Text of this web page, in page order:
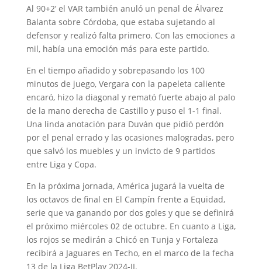
Al 90+2’ el VAR también anuló un penal de Álvarez
Balanta sobre Córdoba, que estaba sujetando al
defensor y realizó falta primero. Con las emociones a
mil, había una emoción más para este partido.
En el tiempo añadido y sobrepasando los 100
minutos de juego, Vergara con la papeleta caliente
encaró, hizo la diagonal y remató fuerte abajo al palo
de la mano derecha de Castillo y puso el 1-1 final.
Una linda anotación para Duván que pidió perdón
por el penal errado y las ocasiones malogradas, pero
que salvó los muebles y un invicto de 9 partidos
entre Liga y Copa.
En la próxima jornada, América jugará la vuelta de
los octavos de final en El Campín frente a Equidad,
serie que va ganando por dos goles y que se definirá
el próximo miércoles 02 de octubre. En cuanto a Liga,
los rojos se medirán a Chicó en Tunja y Fortaleza
recibirá a Jaguares en Techo, en el marco de la fecha
13 de la Liga BetPlay 2024-II.